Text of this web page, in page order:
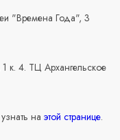
"Времена Года", 3
к. 4. ТЦ Архангельское
на этой странице.